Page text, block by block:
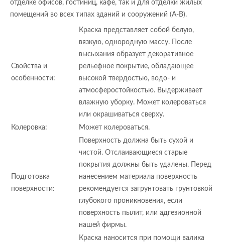
отделке офисов, гостиниц, кафе, так и для отделки жилых
помещений во всех типах зданий и сооружений (А-В).
Свойства и
особенности:
Краска представляет собой белую,
вязкую, однородную массу. После
высыхания образует декоративное
рельефное покрытие, обладающее
высокой твердостью, водо- и
атмосферостойкостью. Выдерживает
влажную уборку. Может колероваться
или окрашиваться сверху.
Колеровка:
Может колероваться.
Подготовка
поверхности:
Поверхность должна быть сухой и
чистой. Отслаивающиеся старые
покрытия должны быть удалены. Перед
нанесением материала поверхность
рекомендуется загрунтовать грунтовкой
глубокого проникновения, если
поверхность пылит, или адгезионной
нашей фирмы.
Краска наносится при помощи валика